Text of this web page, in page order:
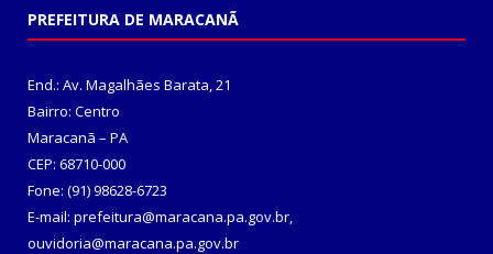
PREFEITURA DE MARACANÃ
End.: Av. Magalhães Barata, 21
Bairro: Centro
Maracanã – PA
CEP: 68710-000
Fone: (91) 98628-6723
E-mail: prefeitura@maracana.pa.gov.br,
ouvidoria@maracana.pa.gov.br